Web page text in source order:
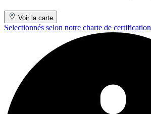
Voir la carte
Selectionnés selon notre charte de certification